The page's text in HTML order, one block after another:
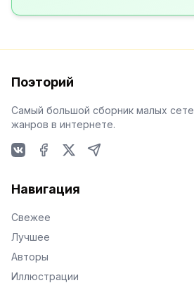
Поэторий
Самый большой сборник малых
жанров в интернете.
Навигация
Свежее
Лучшее
Авторы
Иллюстрации